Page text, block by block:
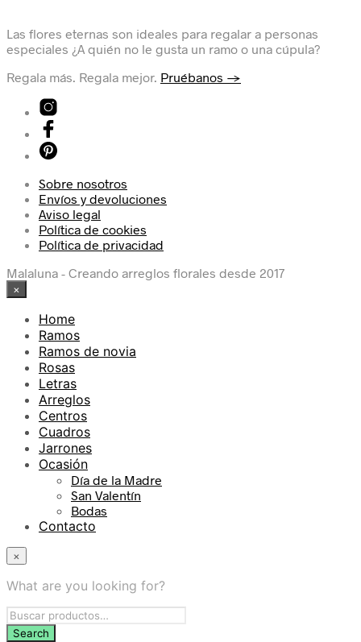
Las flores eternas son ideales para regalar a personas
especiales ¿A quién no le gusta un ramo o una cúpula?
Regala más. Regala mejor. Pruébanos →
Sobre nosotros
Envíos y devoluciones
Aviso legal
Política de cookies
Política de privacidad
Malaluna - Creando arreglos florales desde 2017
×
Home
Ramos
Ramos de novia
Rosas
Letras
Arreglos
Centros
Cuadros
Jarrones
Ocasión
Día de la Madre
San Valentín
Bodas
Contacto
×
What are you looking for?